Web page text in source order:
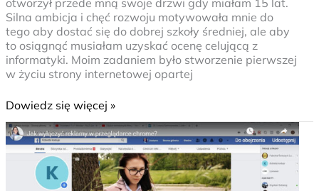
otworzył przede mną swoje drzwi gdy miałam 15 lat.
Silna ambicja i chęć rozwoju motywowała mnie do
tego aby dostać się do dobrej szkoły średniej, ale aby
to osiągnąć musiałam uzyskać ocenę celującą z
informatyki. Moim zadaniem było stworzenie pierwszej
w życiu strony internetowej opartej
Dowiedz się więcej »
Niechciane
reklamy